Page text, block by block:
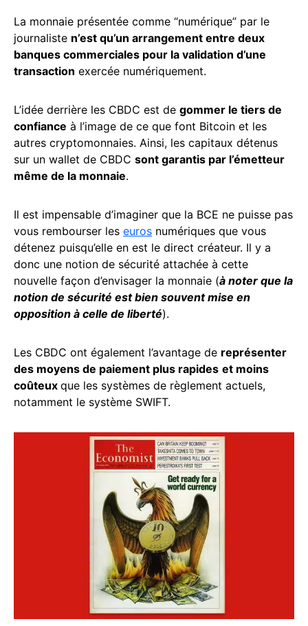
La monnaie présentée comme “numérique” par le
journaliste n’est qu’un arrangement entre deux
banques commerciales pour la validation d’une
transaction exercée numériquement.
L’idée derrière les CBDC est de gommer le tiers de
confiance à l’image de ce que font Bitcoin et les
autres cryptomonnaies. Ainsi, les capitaux détenus
sur un wallet de CBDC sont garantis par l’émetteur
même de la monnaie.
Il est impensable d’imaginer que la BCE ne puisse pas
vous rembourser les euros numériques que vous
détenez puisqu’elle en est le direct créateur. Il y a
donc une notion de sécurité attachée à cette
nouvelle façon d’envisager la monnaie (à noter que la
notion de sécurité est bien souvent mise en
opposition à celle de liberté).
Les CBDC ont également l’avantage de représenter
des moyens de paiement plus rapides et moins
coûteux que les systèmes de règlement actuels,
notamment le système SWIFT.